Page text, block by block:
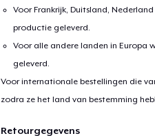
Voor Frankrijk, Duitsland,
productie geleverd.
Voor alle andere landen in Europa
geleverd.
Voor internationale bestellingen die
zodra ze het land van bestemming
Retourgegevens